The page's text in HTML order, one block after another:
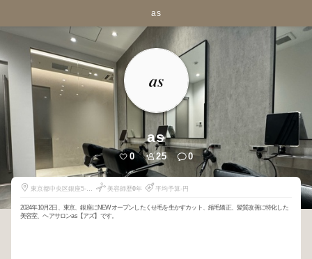
as
as
0 25 0
東京都中央区銀座5-
美容師歴0年 平均予算-円
2024年10月2日、東京、銀座にNEWオープンしたくせ毛を生かすカット、縮毛矯正、髪質改善に特化した
美容室、ヘアサロンas【アズ】です。